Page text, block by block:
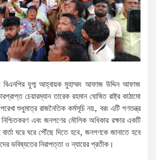
বিএনপির যুগ্ম আহ্বায়ক মুহাম্মদ আফাজ উদ্দিন আফাজ
চেয়ারম্যান তারেক রহমান ঘোষিত রাষ্ট্র কাঠামো
শুধুমাত্র রাজনৈতিক কর্মসূচি নয়, বরং এটি গণতন্ত্র
এবং জনগণের মৌলিক অধিকার রক্ষার একটি
ঘরে ঘরে পৌঁছে দিতে হবে, জনগণকে জানাতে হবে
ভবিষ্যতের নিরাপত্তা ও ন্যায়ের প্রতীক।